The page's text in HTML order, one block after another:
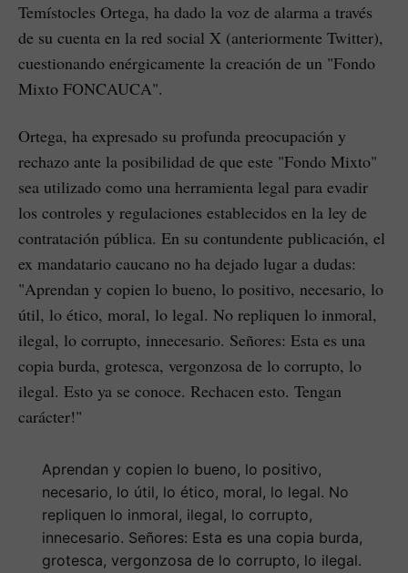
Temístocles Ortega, ha dado la voz de alarma a través
de su cuenta en la red social X (anteriormente Twitter),
cuestionando enérgicamente la creación de un "Fondo
Mixto FONCAUCA".
Ortega, ha expresado su profunda preocupación y
rechazo ante la posibilidad de que este "Fondo Mixto"
sea utilizado como una herramienta legal para evadir
los controles y regulaciones establecidos en la ley de
contratación pública. En su contundente publicación, el
ex mandatario caucano no ha dejado lugar a dudas:
"Aprendan y copien lo bueno, lo positivo, necesario, lo
útil, lo ético, moral, lo legal. No repliquen lo inmoral,
ilegal, lo corrupto, innecesario. Señores: Esta es una
copia burda, grotesca, vergonzosa de lo corrupto, lo
ilegal. Esto ya se conoce. Rechacen esto. Tengan
carácter!"
Aprendan y copien lo bueno, lo positivo,
necesario, lo útil, lo ético, moral, lo legal. No
repliquen lo inmoral, ilegal, lo corrupto,
innecesario. Señores: Esta es una copia burda,
grotesca, vergonzosa de lo corrupto, lo ilegal.